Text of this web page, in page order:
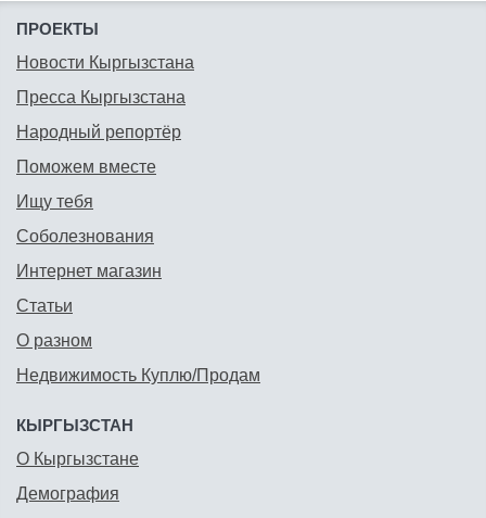
ПРОЕКТЫ
Новости Кыргызстана
Пресса Кыргызстана
Народный репортёр
Поможем вместе
Ищу тебя
Соболезнования
Интернет магазин
Статьи
О разном
Недвижимость Куплю/Продам
КЫРГЫЗСТАН
О Кыргызстане
Демография